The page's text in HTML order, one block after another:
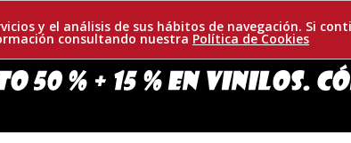
y el análisis de sus hábitos de navegación. Si
consultando nuestra Política de Cookies